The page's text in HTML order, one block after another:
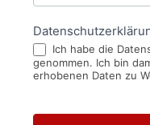
Ich habe die
genommen. Ich bin
erhobenen Daten zu